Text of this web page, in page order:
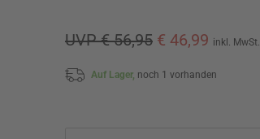
UVP € 56,95 € 46,99 inkl.
Auf Lager, noch 1 vorhanden